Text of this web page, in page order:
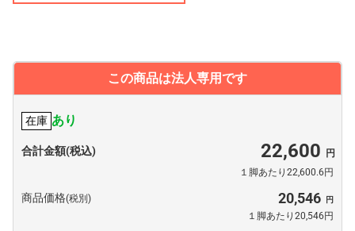
この商品は法人専用です
在庫 あり
合計金額(税込) 22,600
１脚あたり22,600.6円
商品価格(税別) 20,546
１脚あたり20,546円